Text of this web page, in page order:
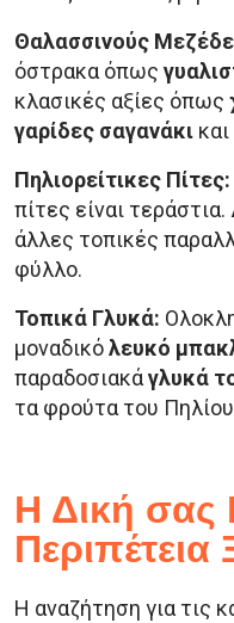
Θαλασσινούς
όστρακα όπως
κλασικές αξίες όπως
γαρίδες σαγανάκι και
Πηλιορείτικες Πίτες:
πίτες είναι
άλλες τοπικές
φύλλο.
Τοπικά Γλυκά:
μοναδικόλευκό
παραδοσιακάγλυκά
τα φρούτα του
Η Δική σας
Περιπέτεια
Η αναζήτηση για τις